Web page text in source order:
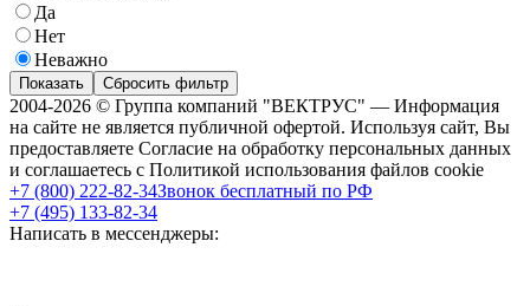
Да
Нет
Неважно
Показать Сбросить фильтр
2004-2026 © Группа компаний "ВЕКТРУС" — Информация
на сайте не является публичной офертой. Используя сайт, Вы
предоставляете Согласие на обработку персональных данных
и соглашаетесь с Политикой использования файлов cookie
+7 (800) 222-82-34Звонок бесплатный по РФ
+7 (495) 133-82-34
Написать в мессенджеры: